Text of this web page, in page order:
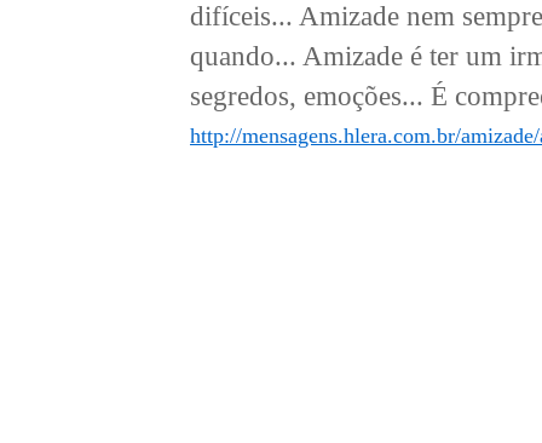
difíceis... Amizade nem
quando... Amizade é ter um
segredos, emoções... É
http://mensagens.hlera.com.br/